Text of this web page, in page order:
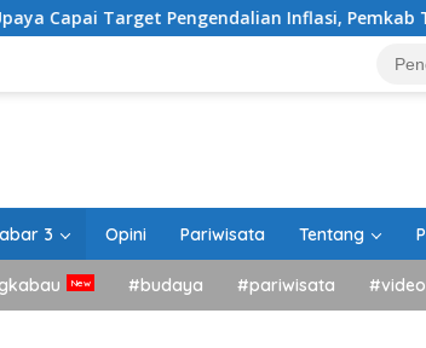
Inflasi, Pemkab Tanah Datar Perkuat
3 Opini Pariwisata Tentang
#budaya #pariwisata #video